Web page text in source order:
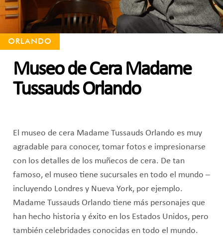
ORLANDO
Museo de Cera Madame
Tussauds Orlando
El museo de cera Madame Tussauds Orlando es muy
agradable para conocer, tomar fotos e impresionarse
con los detalles de los muñecos de cera. De tan
famoso, el museo tiene sucursales en todo el mundo –
incluyendo Londres y Nueva York, por ejemplo.
Madame Tussauds Orlando tiene más personajes que
han hecho historia y éxito en los Estados Unidos, pero
también celebridades conocidas en todo el mundo.